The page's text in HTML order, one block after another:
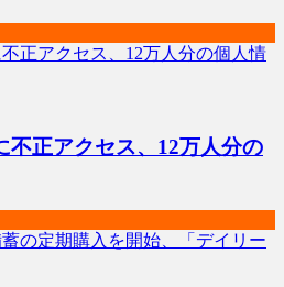
不正アクセス、12万人分の